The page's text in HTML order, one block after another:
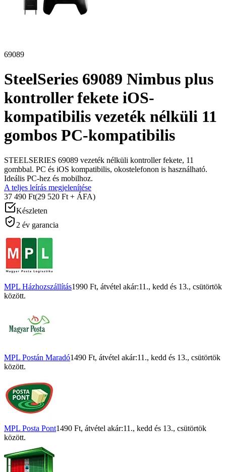
69089
SteelSeries 69089 Nimbus plus
kontroller fekete iOS-
kompatibilis vezeték nélküli 11
gombos PC-kompatibilis
STEELSERIES 69089 vezeték nélküli kontroller fekete, 11
gombbal. PC és iOS kompatibilis, okostelefonon is használható.
Ideális PC-hez és mobilhoz.
A teljes leírás megjelenítése
37 490 Ft(29 520 Ft + ÁFA)
Készleten
2 év garancia
MPL Házhozszállítás1990 Ft, átvétel akár:11., kedd és 13., csütörtök
között.
MPL Postán Maradó1490 Ft, átvétel akár:11., kedd és 13., csütörtök
között.
MPL Posta Pont1490 Ft, átvétel akár:11., kedd és 13., csütörtök
között.